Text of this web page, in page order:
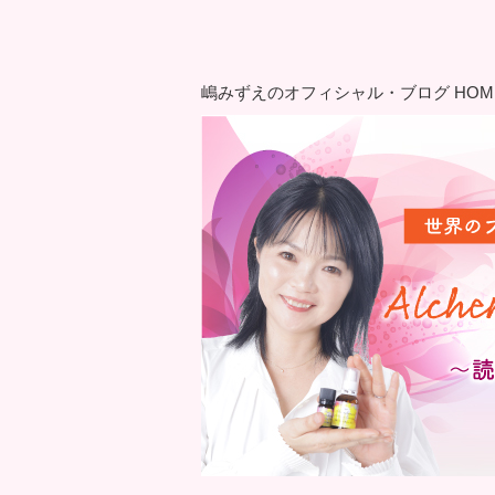
嶋みずえのオフィシャル・ブログ